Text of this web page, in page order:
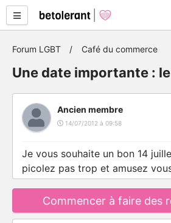
Forum LGBT Café du commerce
Une date importante :
Ancien membre
14/07/2012 à 09:58
Je vous souhaite un bon 14
picolez pas trop et amusez
Commencer à faire des